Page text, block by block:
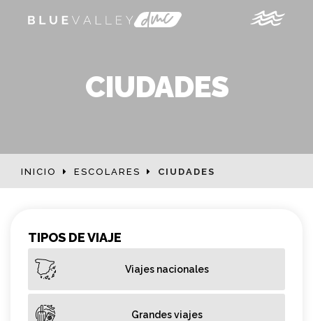
CIUDADES
INICIO ESCOLARES CIUDADES
TIPOS DE VIAJE
Viajes nacionales
Grandes viajes